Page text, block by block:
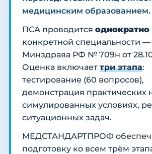
медицинским образованием.
ПСА проводится однократно
конкретной специальности
Минздрава РФ № 709н от
Оценка включает три этапа:
тестирование (60 вопросов),
демонстрация практических
симулированных условиях,
ситуационных задач.
МЕДСТАНДАРТПРОФ
подготовку ко всем трём